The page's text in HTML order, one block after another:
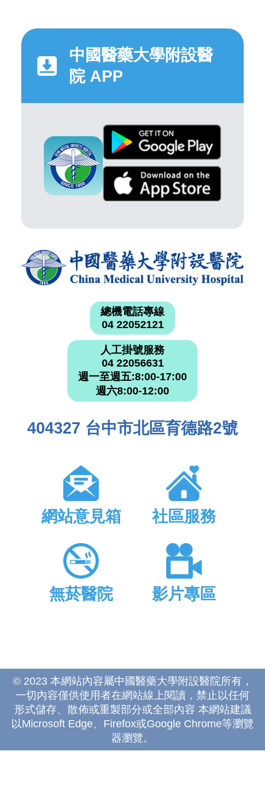
中國醫藥大學附設醫
院 APP
總機電話專線
04 22052121
人工掛號服務
04 22056631
週一至週五:8:00-17:00
週六8:00-12:00
404327 台中市北區育德路2號
網站意見箱 社區服務
無菸醫院 影片專區
© 2023 本網站內容屬中國醫藥大學附設醫院所有，
一切內容僅供使用者在網站線上閱讀，禁止以任何
形式儲存、散佈或重製部分或全部內容 本網站建議
以Microsoft Edge、Firefox或Google Chrome等瀏覽
器瀏覽。